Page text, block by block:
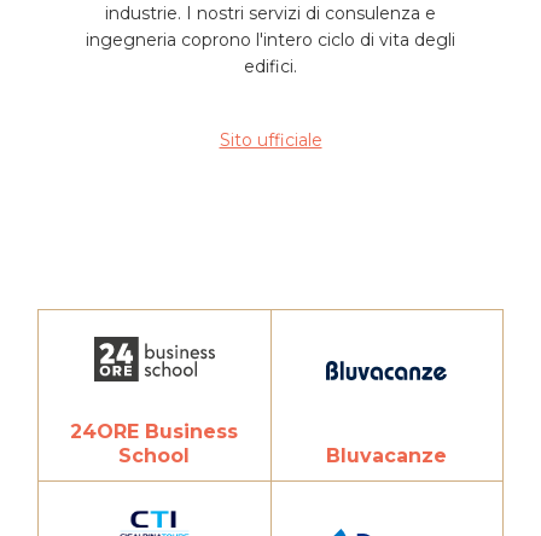
industrie. I nostri servizi di consulenza e
ingegneria coprono l'intero ciclo di vita degli
edifici.
Sito ufficiale
24ORE Business
School
Bluvacanze